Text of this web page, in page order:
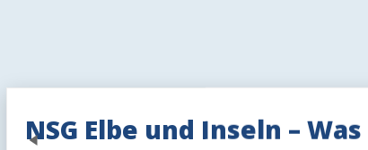
NSG Elbe und Inseln –
Previous